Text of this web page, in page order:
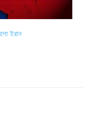
ইরান